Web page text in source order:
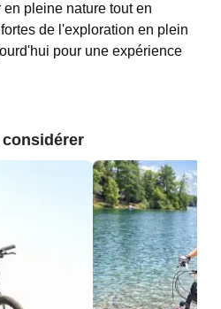
pleine nature tout en
de l'exploration en plein
pour une expérience